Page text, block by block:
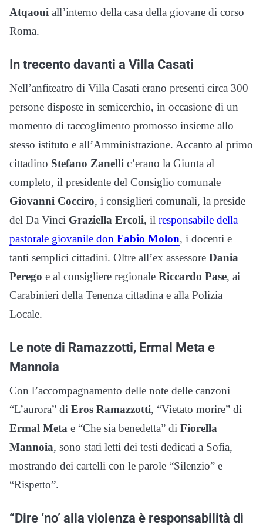
Atqaoui all’interno della casa della giovane di corso
Roma.
In trecento davanti a Villa Casati
Nell’anfiteatro di Villa Casati erano presenti circa 300
persone disposte in semicerchio, in occasione di un
momento di raccoglimento promosso insieme allo
stesso istituto e all’Amministrazione. Accanto al primo
cittadino Stefano Zanelli c’erano la Giunta al
completo, il presidente del Consiglio comunale
Giovanni Cocciro, i consiglieri comunali, la preside
del Da Vinci Graziella Ercoli, il responsabile della
pastorale giovanile don Fabio Molon, i docenti e
tanti semplici cittadini. Oltre all’ex assessore Dania
Perego e al consigliere regionale Riccardo Pase, ai
Carabinieri della Tenenza cittadina e alla Polizia
Locale.
Le note di Ramazzotti, Ermal Meta e
Mannoia
Con l’accompagnamento delle note delle canzoni
“L’aurora” di Eros Ramazzotti, “Vietato morire” di
Ermal Meta e “Che sia benedetta” di Fiorella
Mannoia, sono stati letti dei testi dedicati a Sofia,
mostrando dei cartelli con le parole “Silenzio” e
“Rispetto”.
“Dire ‘no’ alla violenza è responsabilità di